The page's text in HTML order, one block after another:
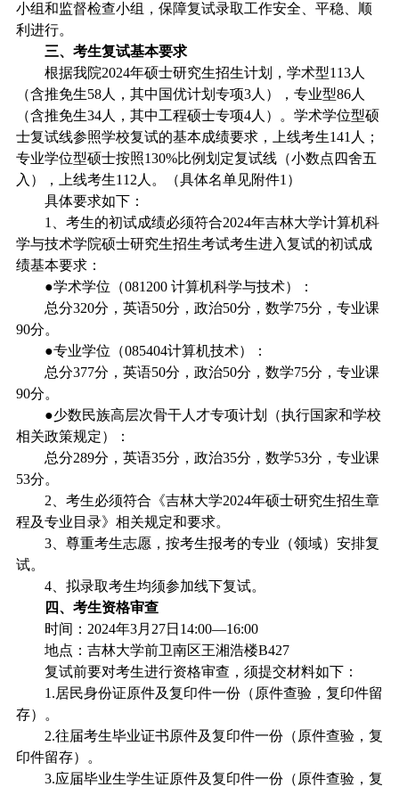
小组和监督检查小组，保障复试录取工作安全、平稳、顺
利进行。
三、考生复试基本要求
根据我院2024年硕士研究生招生计划，学术型113人
（含推免生58人，其中国优计划专项3人），专业型86人
（含推免生34人，其中工程硕士专项4人）。学术学位型硕
士复试线参照学校复试的基本成绩要求，上线考生141 人
；
专业学位型硕士按照130%比例划定复试线（小数点四舍五
入），上线考生112 人。（具体名单见附件1 ）
具体要求如下：
1
、考生的初试成绩必须符合2024年吉林大学计算机科
学与技术学院硕士研究生招生考试考生进入复试的初试成
绩基本要求：
●学术学位（081200 计算机科学与技术）：
总分320分，英语50分，政治50分，数学75分，专业课
90分。
●专业学位（085404计算机技术）：
总分377分，英语50分，政治50分，数学75分，专业课
90分。
●少数民族高层次骨干人才专项计划（执行国家和学校
相关政策规定）：
总分289分，英语35分，政治35分，数学53分，专业课
53分。
2 、考生必须符合《吉林大学2024年硕士研究生招生章
程及专业目录》相关规定和要求。
3 、尊重考生志愿，按考生报考的专业（领域）安排复
试。
4 、拟录取考生均须参加线下复试。
四、考生资格审查
时间： 2024年3月 27日 14:00—16:00
地点：吉林大学前卫南区王湘浩楼B427
复试前要对考生进行资格审查，须提交材料如下：
1.居民身份证原件及复印件一份（原件查验，复印件留
存）。
2.往届考生毕业证书原件及复印件一份（原件查验，复
印件留存）。
3.应届毕业生学生证原件及复印件一份（原件查验，复